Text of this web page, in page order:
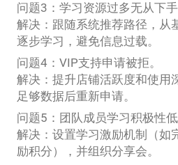
问题3：学习资源过多无从下手
解决：跟随系统推荐路径，从
逐步学习，避免信息过载。
问题4：VIP支持申请被拒。
解决：提升店铺活跃度和使用
足够数据后重新申请。
问题5：团队成员学习积极性低
解决：设置学习激励机制（如
励积分），并组织分享会。